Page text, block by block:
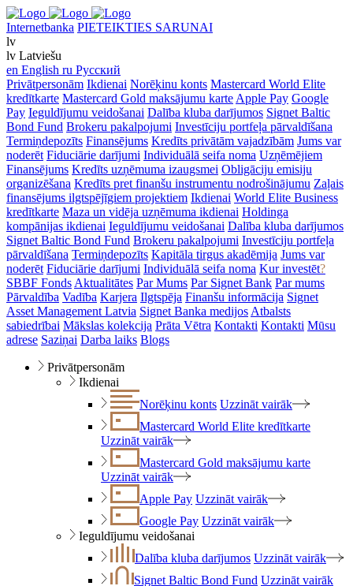
Internetbanka PIETEIKTIES SARUNAI
lv
lv Latviešu
en English ru Русский
Privātpersonām Ikdienai Norēķinu konts Mastercard World Elite
kredītkarte Mastercard Gold maksājumu karte Apple Pay Google
Pay Ieguldījumu veidošanai Dalība kluba darījumos Signet Baltic
Bond Fund Brokeru pakalpojumi Investīciju portfeļa pārvaldīšana
Termiņdepozīts Finansējums Kredīts privātām vajadzībām Jums var
noderēt Fiduciārie darījumi Individuālā seifa noma Uzņēmējiem
Finansējums Kredīts uzņēmuma izaugsmei Obligāciju emisiju
organizēšana Kredīts pret finanšu instrumentu nodrošinājumu Zaļais
finansējums ilgtspējīgiem projektiem Ikdienai World Elite Business
kredītkarte Maza un vidēja uzņēmuma ikdienai Holdinga
kompānijas ikdienai Ieguldījumu veidošanai Dalība kluba darījumos
Signet Baltic Bond Fund Brokeru pakalpojumi Investīciju portfeļa
pārvaldīšana Termiņdepozīts Kapitāla tirgus akadēmija Jums var
noderēt Fiduciārie darījumi Individuālā seifa noma Kur investēt?
SBBF Fonds Aktualitātes Par Mums Par Signet Bank Par mums
Pārvaldība Vadība Karjera Ilgtspēja Finanšu informācija Signet
Asset Management Latvia Signet Banka medijos Atbalsts
sabiedrībai Mākslas kolekcija Prāta Vētra Kontakti Kontakti Mūsu
adrese Saziņai Darba laiks Blogs
Privātpersonām
Ikdienai
Norēķinu konts Uzzināt vairāk
Mastercard World Elite kredītkarte
Uzzināt vairāk
Mastercard Gold maksājumu karte
Uzzināt vairāk
Apple Pay Uzzināt vairāk
Google Pay Uzzināt vairāk
Ieguldījumu veidošanai
Dalība kluba darījumos Uzzināt vairāk
Signet Baltic Bond Fund Uzzināt vairāk